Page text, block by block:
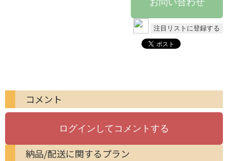
コメント
納品/配送に関するプラン